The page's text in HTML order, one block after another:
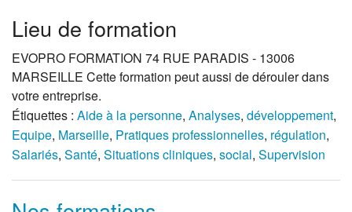
Lieu de formation
EVOPRO FORMATION 74 RUE PARADIS - 13006
MARSEILLE Cette formation peut aussi de dérouler dans
votre entreprise.
Étiquettes : Aide à la personne, Analyses, développement,
Equipe, Marseille, Pratiques professionnelles, régulation,
Salariés, Santé, Situations cliniques, social, Supervision